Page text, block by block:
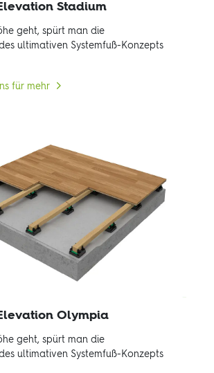
Stadium
geht, spürt man die
ultimativen Systemfuß-Konzepts
für mehr
Olympia
geht, spürt man die
ultimativen Systemfuß-Konzepts